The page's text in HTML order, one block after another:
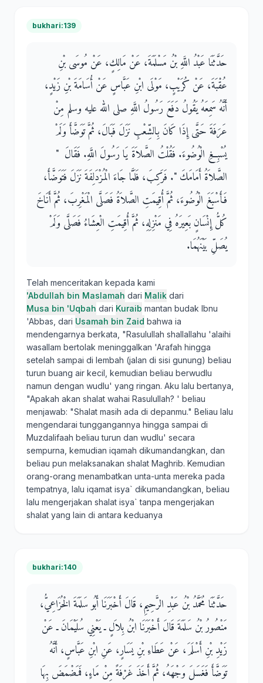
bukhari:139
حَدَّثَنَا عَبْدُ اللَّهِ بْنُ مَسْلَمَةَ، عَنْ مَالِكٍ، عَنْ مُوسَى بْنِ
عُقْبَةَ، عَنْ كُرَيْبٍ، مَوْلَى ابْنِ عَبَّاسٍ عَنْ أُسَامَةَ بْنِ زَيْدٍ،
أَنَّهُ سَمِعَهُ يَقُولُ دَفَعَ رَسُولُ اللَّهِ صلى الله عليه وسلم مِنْ
عَرَفَةَ حَتَّى إِذَا كَانَ بِالشِّعْبِ نَزَلَ فَبَالَ، ثُمَّ تَوَضَّأَ وَلَمْ
يُسْبِغِ الْوُضُوءَ‏.‏ فَقُلْتُ الصَّلاَةَ يَا رَسُولَ اللَّهِ‏.‏ فَقَالَ ‏ "‏
الصَّلاَةُ أَمَامَكَ ‏"‏‏.‏ فَرَكِبَ، فَلَمَّا جَاءَ الْمُزْدَلِفَةَ نَزَلَ فَتَوَضَّأَ،
فَأَسْبَغَ الْوُضُوءَ، ثُمَّ أُقِيمَتِ الصَّلاَةُ فَصَلَّى الْمَغْرِبَ، ثُمَّ أَنَاخَ
كُلُّ إِنْسَانٍ بَعِيرَهُ فِي مَنْزِلِهِ، ثُمَّ أُقِيمَتِ الْعِشَاءُ فَصَلَّى وَلَمْ
يُصَلِّ بَيْنَهُمَا‏.‏
Telah menceritakan kepada kami
'Abdullah bin Maslamah dari Malik dari
Musa bin 'Uqbah dari Kuraib mantan budak Ibnu
'Abbas, dari Usamah bin Zaid bahwa ia
mendengarnya berkata, "Rasulullah shallallahu 'alaihi
wasallam bertolak meninggalkan 'Arafah hingga
setelah sampai di lembah (jalan di sisi gunung) beliau
turun buang air kecil, kemudian beliau berwudlu
namun dengan wudlu' yang ringan. Aku lalu bertanya,
"Apakah akan shalat wahai Rasulullah? ' beliau
menjawab: "Shalat masih ada di depanmu." Beliau lalu
mengendarai tunggangannya hingga sampai di
Muzdalifaah beliau turun dan wudlu' secara
sempurna, kemudian iqamah dikumandangkan, dan
beliau pun melaksanakan shalat Maghrib. Kemudian
orang-orang menambatkan unta-unta mereka pada
tempatnya, lalu iqamat isya` dikumandangkan, beliau
lalu mengerjakan shalat isya` tanpa mengerjakan
shalat yang lain di antara keduanya
bukhari:140
حَدَّثَنَا مُحَمَّدُ بْنُ عَبْدِ الرَّحِيمِ، قَالَ أَخْبَرَنَا أَبُو سَلَمَةَ الْخُزَاعِيُّ،
مَنْصُورُ بْنُ سَلَمَةَ قَالَ أَخْبَرَنَا ابْنُ بِلاَلٍ ـ يَعْنِي سُلَيْمَانَ ـ عَنْ
زَيْدِ بْنِ أَسْلَمَ، عَنْ عَطَاءِ بْنِ يَسَارٍ، عَنِ ابْنِ عَبَّاسٍ، أَنَّهُ
تَوَضَّأَ فَغَسَلَ وَجْهَهُ، ثُمَّ أَخَذَ غَرْفَةً مِنْ مَاءٍ، فَمَضْمَضَ بِهَا